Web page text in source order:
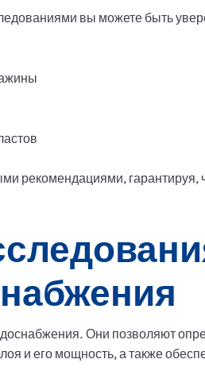
вы можете быть
рекомендациями, гарантируя,
Они позволяют
и его мощность, а также